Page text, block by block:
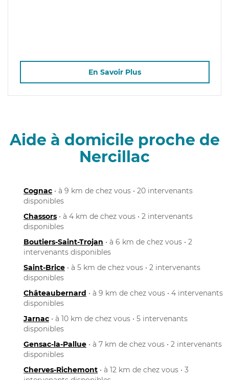
En Savoir Plus
Aide à domicile proche de
Nercillac
Cognac • à 9 km de chez vous • 20 intervenants
disponibles
Chassors • à 4 km de chez vous • 2 intervenants
disponibles
Boutiers-Saint-Trojan • à 6 km de chez vous • 2
intervenants disponibles
Saint-Brice • à 5 km de chez vous • 2 intervenants
disponibles
Châteaubernard • à 9 km de chez vous • 4 intervenants
disponibles
Jarnac • à 10 km de chez vous • 5 intervenants
disponibles
Gensac-la-Pallue • à 7 km de chez vous • 2 intervenants
disponibles
Cherves-Richemont • à 12 km de chez vous • 3